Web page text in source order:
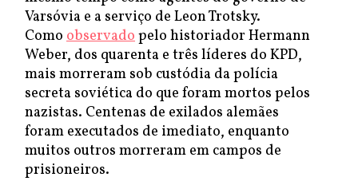
Varsóvia e a serviço de Leon Trotsky.
Como observadopelo historiador Hermann
Weber, dos quarenta e três líderes do KPD,
mais morreram sob custódia da polícia
secreta soviética do que foram mortos pelos
nazistas. Centenas de exilados alemães
foram executados de imediato, enquanto
muitos outros morreram em campos de
prisioneiros.